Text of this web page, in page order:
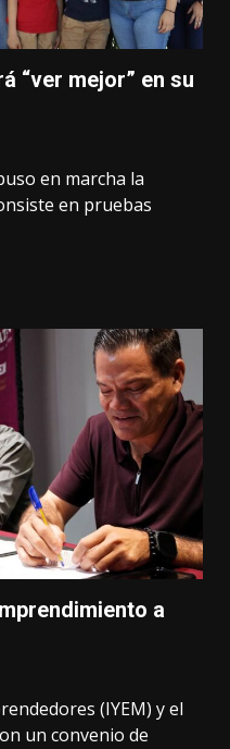
“ver mejor” en su
en marcha la
en pruebas
a
(IYEM) y el
un convenio de